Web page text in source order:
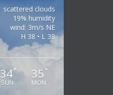
scattered clouds
19% humidity
wind: 3m/s NE
H 38 • L 38
34°
SUN
35 °
MON